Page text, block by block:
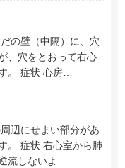
の壁（中隔）に、穴
、穴をとおって右心
。 症状 心房…
辺にせまい部分があ
。 症状 右心室から肺
流しないよ…